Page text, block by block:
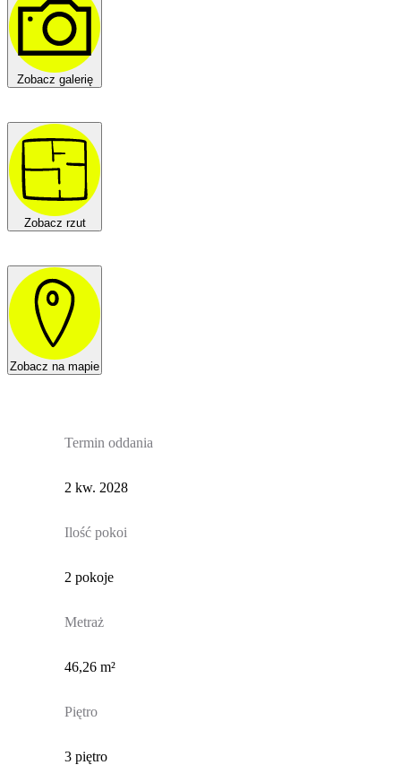
Zobacz galerię
Zobacz rzut
Zobacz na mapie
Termin oddania
2 kw. 2028
Ilość pokoi
2 pokoje
Metraż
46,26 m²
Piętro
3 piętro